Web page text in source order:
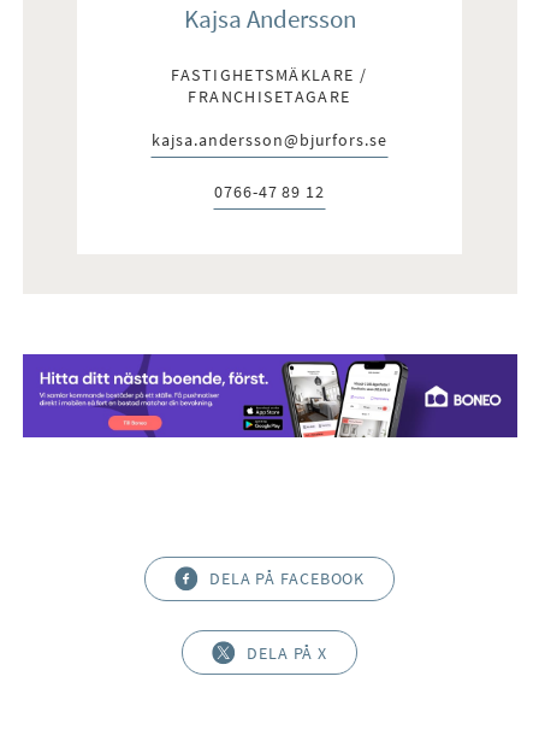
Kajsa Andersson
FASTIGHETSMÄKLARE /
FRANCHISETAGARE
E-post:
kajsa.andersson@bjurfors.se
Telefon:
0766-47 89 12
DELA PÅ FACEBOOK
DELA PÅ X